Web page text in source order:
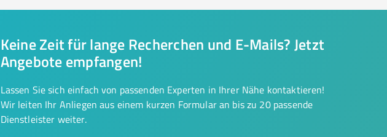
Keine Zeit für lange Recherchen und E-Mails? Jetzt
Angebote empfangen!
Lassen Sie sich einfach von passenden Experten in Ihrer Nähe kontaktieren!
Wir leiten Ihr Anliegen aus einem kurzen Formular an bis zu 20 passende
Dienstleister weiter.